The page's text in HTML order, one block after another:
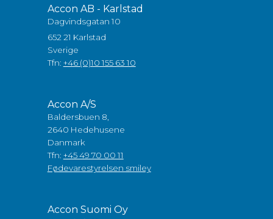
Accon AB - Karlstad
Dagvindsgatan 10
652 21 Karlstad
Sverige
Tfn: +46 (0)10 155 63 10
Accon A/S
Baldersbuen 8,
2640 Hedehusene
Danmark
Tfn: +45 49 70 00 11
Fødevarestyrelsen smiley
Accon Suomi Oy